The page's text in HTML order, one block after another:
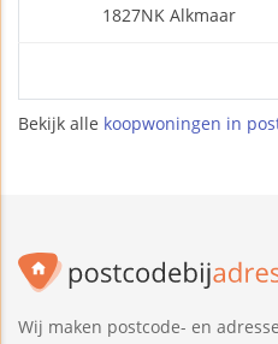
1827NK Alkmaar
Bekijk alle koopwoningen in
Wij maken postcode- en